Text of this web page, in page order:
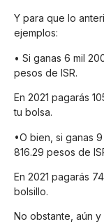
Y para que lo
ejemplos:
• Si ganas 6 mil
pesos de ISR.
En 2021 pagarás
tu bolsa.
•O bien, si ganas
816.29 pesos de
En 2021 pagarás
bolsillo.
No obstante, aún